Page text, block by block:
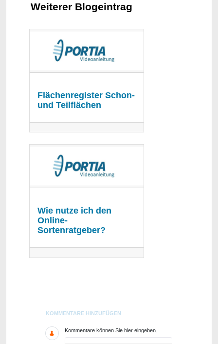
Weiterer Blogeintrag
Flächenregister Schon-
und Teilflächen
Wie nutze ich den
Online-
Sortenratgeber?
Blogs
KOMMENTARE HINZUFÜGEN
Kommentare können Sie hier eingeben.